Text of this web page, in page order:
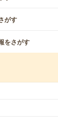
がす
をさがす